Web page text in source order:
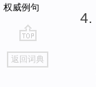
权威例句
go
top
返回词典